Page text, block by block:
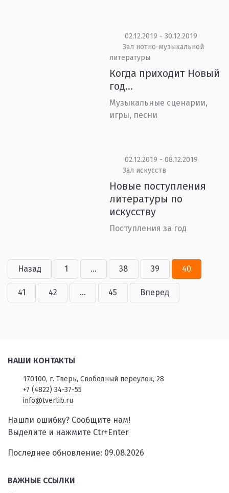
02.12.2019 - 30.12.2019
Зал нотно-музыкальной
литературы
Когда приходит Новый
год…
Музыкальные сценарии,
игры, песни
02.12.2019 - 08.12.2019
Зал искусств
Новые поступления
литературы по
искусству
Поступления за год
Назад 1 ... 38 39 40
41 42 ... 45 Вперед
НАШИ КОНТАКТЫ
170100, г. Тверь, Свободный переулок, 28
+7 (4822) 34-37-55
info@tverlib.ru
Нашли ошибку? Сообщите нам!
Выделите и нажмите Ctr+Enter
Последнее обновление: 09.08.2026
ВАЖНЫЕ ССЫЛКИ